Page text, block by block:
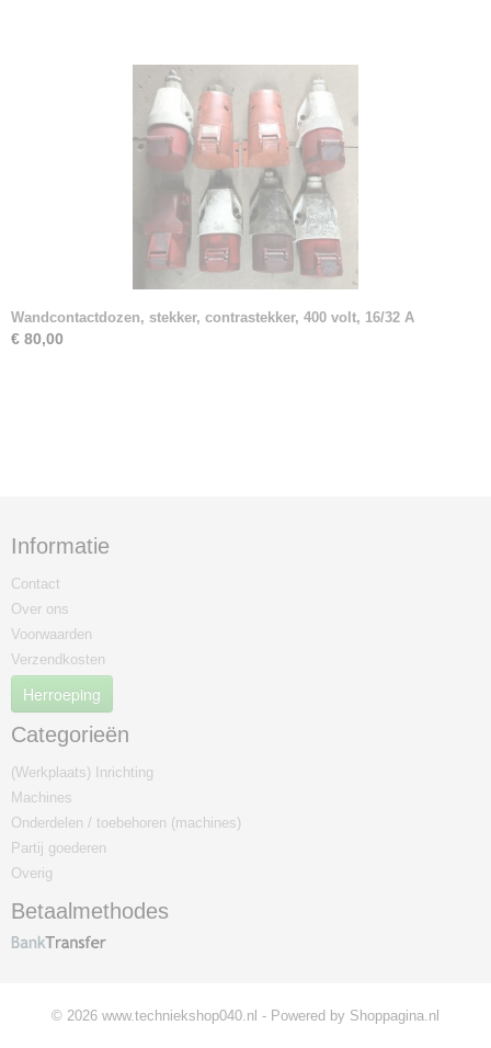
Wandcontactdozen, stekker, contrastekker, 400 volt, 16/32 A
€ 80,00
Informatie
Contact
Over ons
Voorwaarden
Verzendkosten
Herroeping
Categorieën
(Werkplaats) Inrichting
Machines
Onderdelen / toebehoren (machines)
Partij goederen
Overig
Betaalmethodes
© 2026 www.techniekshop040.nl - Powered by Shoppagina.nl